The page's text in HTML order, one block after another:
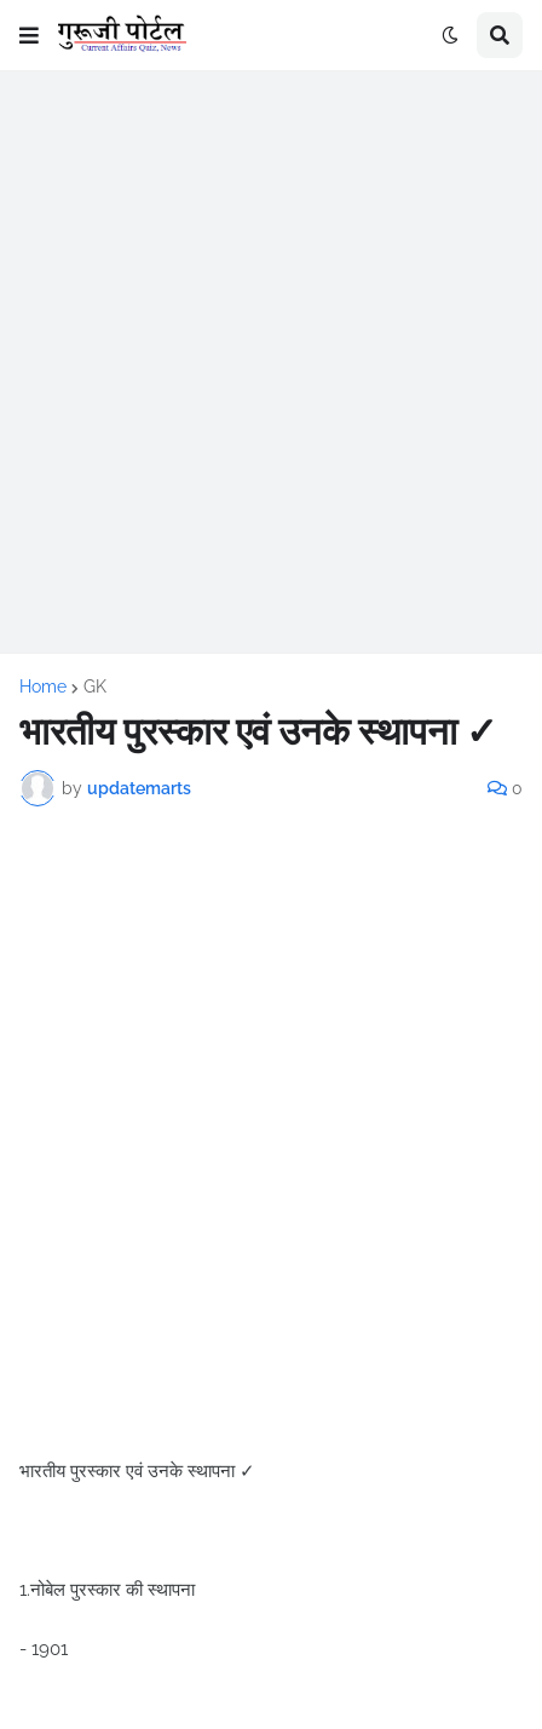
Home GK
भारतीय पुरस्कार एवं उनके स्थापना ✓
by updatemarts 0
भारतीय पुरस्कार एवं उनके स्थापना ✓
1.नोबेल पुरस्कार की स्थापना
- 1901